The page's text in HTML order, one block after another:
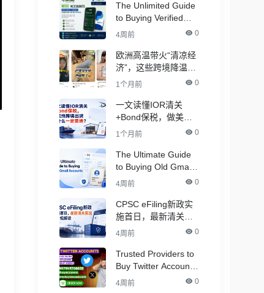
The Unlimited Guide
to Buying Verified
PayPal Accounts –
4周前 0
欧洲高温带火“清凉经
济”，这些跨境降温品
类卖爆了！
1个月前 0
一文读懂IOR清关
+Bond保税，做美线
跨境出货为什么一定
1个月前 0
The Ultimate Guide
to Buying Old Gmail
Accounts
4周前 0
CPSC eFiling新政实
施首日，最新清关实
况与合规解读
4周前 0
Trusted Providers to
Buy Twitter Accounts
in Bulk for Crypto
4周前 0